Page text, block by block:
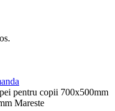
pentru copii 700x500mm
Mareste